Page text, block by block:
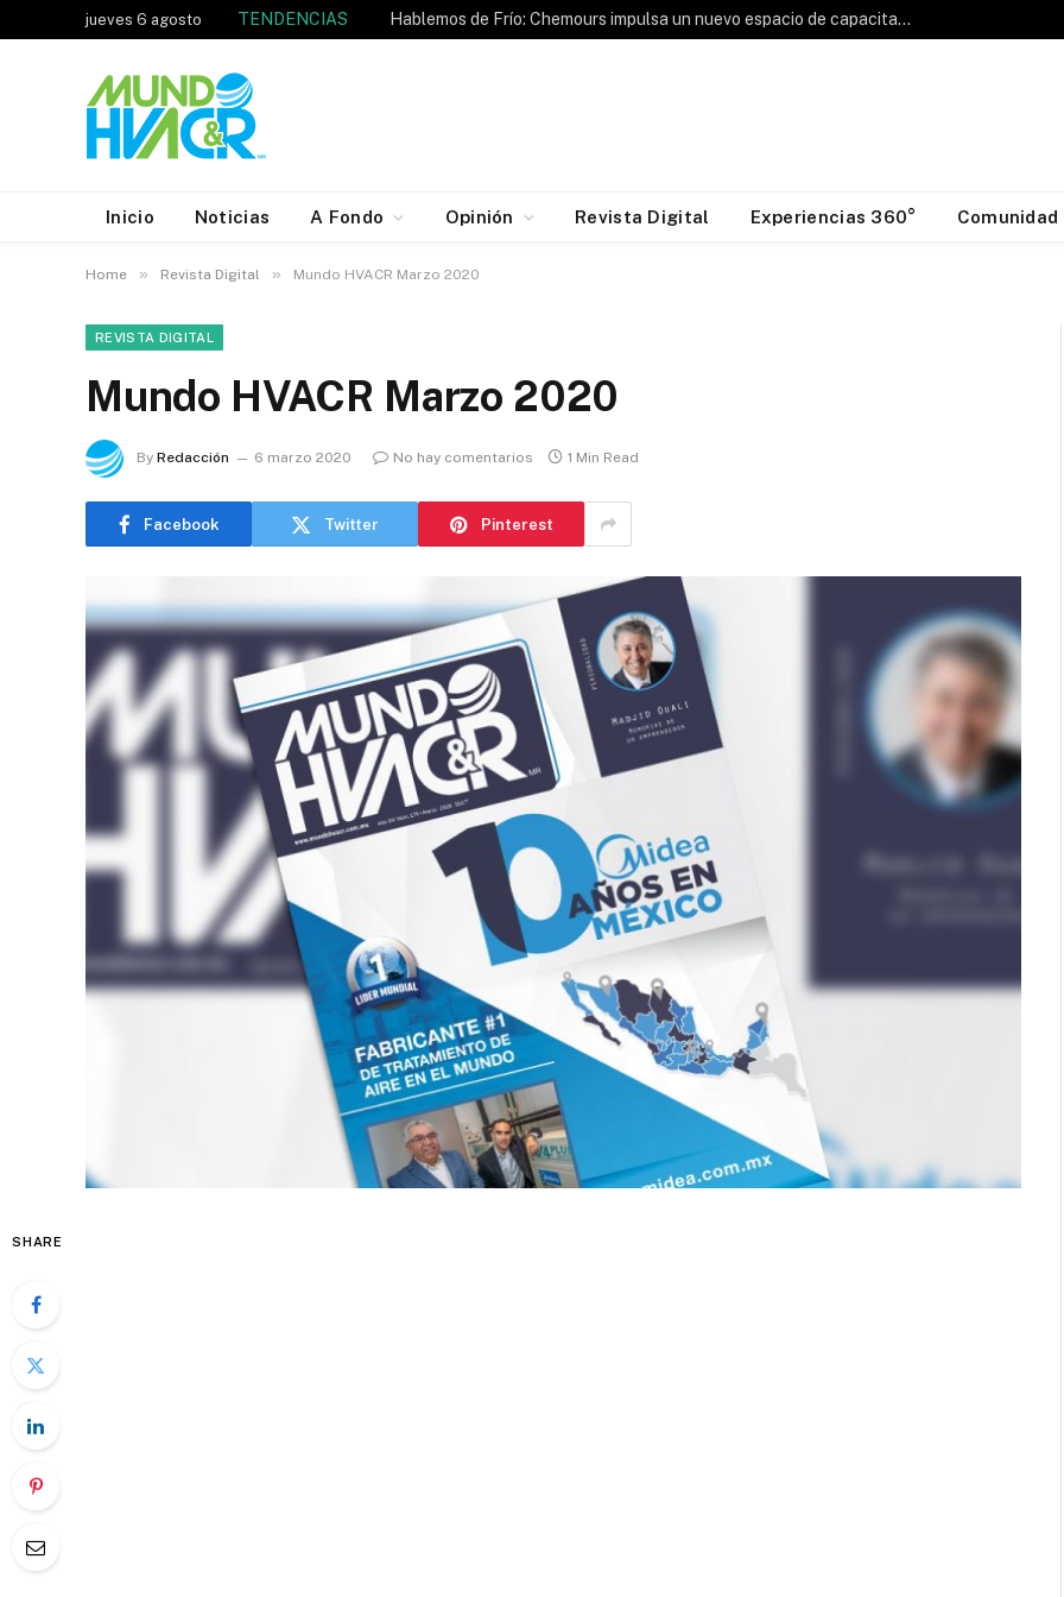
jueves 6 agosto TENDENCIAS Hablemos de Frío: Chemours impulsa un nuevo espacio de capacitación para la industria HVAC&R
Inicio Noticias A Fondo Opinión Revista Digital Experiencias 360° Comunidad
Home » Revista Digital » Mundo HVACR Marzo 2020
REVISTA DIGITAL
Mundo HVACR Marzo 2020
By Redacción 6 marzo 2020 No hay comentarios 1 Min Read
Facebook Twitter Pinterest
SHARE